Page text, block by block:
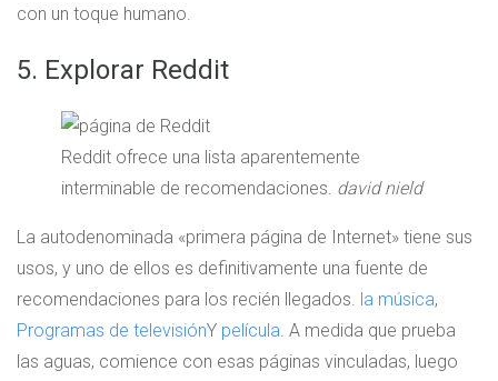
con un toque humano.
5. Explorar Reddit
Reddit ofrece una lista aparentemente
interminable de recomendaciones. david nield
La autodenominada «primera página de Internet» tiene sus
usos, y uno de ellos es definitivamente una fuente de
recomendaciones para los recién llegados. la música,
Programas de televisiónY película. A medida que prueba
las aguas, comience con esas páginas vinculadas, luego